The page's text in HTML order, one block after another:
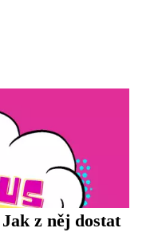
z něj dostat